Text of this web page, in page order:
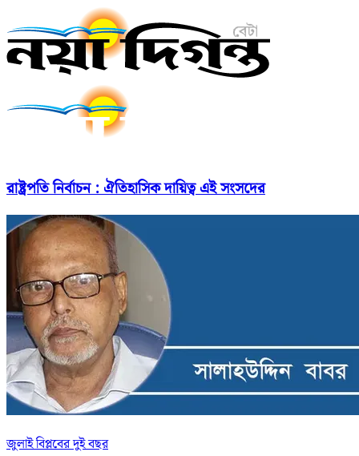
রাষ্ট্রপতি নির্বাচন : ঐতিহাসিক দায়িত্ব এই সংসদের
জুলাই বিপ্লবের দুই বছর